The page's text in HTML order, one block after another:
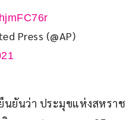
Press (@AP)
นยันว่า ประมุขแห่งสหราช